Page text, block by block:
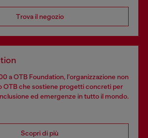
Trova il negozio
a OTB Foundation, l’organizzazione non
OTB che sostiene progetti concreti per
ed emergenze in tutto il mondo.
Scopri di più